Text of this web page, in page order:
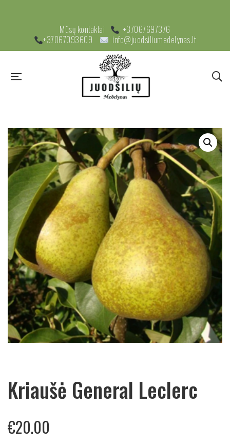
Mūsų kontaktai
+37067697376
+37067093609
info@juodsiliumedelynas.lt
Kriaušė General Leclerc
€20.00